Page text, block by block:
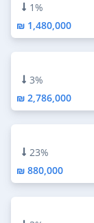
1%
1,480,000 ₪
3%
2,786,000 ₪
23%
880,000 ₪